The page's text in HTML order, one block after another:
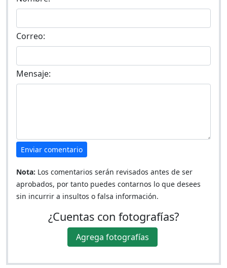
Correo:
Mensaje:
Enviar comentario
Nota: Los comentarios serán revisados antes de ser
aprobados, por tanto puedes contarnos lo que desees
sin incurrir a insultos o falsa información.
¿Cuentas con fotografías?
Agrega fotografías